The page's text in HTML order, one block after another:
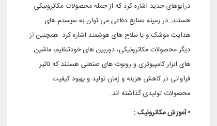
درایوهاى جدید اشاره کرد که از جمله محصولات مکاترونیکى
هستند. در زمینه صنایع دفاعى مى توان به سیستم هاى
هدایت موشک و یا سلاح هاى هوشمند اشاره کرد. همچنین از
دیگر محصولات مکاترونیکى، دوربین هاى خودتنظیم، ماشین
هاى ابزار کامپیوترى و روبوت هاى صنعتى هستند که تاثیر
فراوانى در کاهش هزینه و زمان تولید و بهبود کیفیت
محصولات تولیدى گذاشته اند.
• آموزش مکاترونیک :